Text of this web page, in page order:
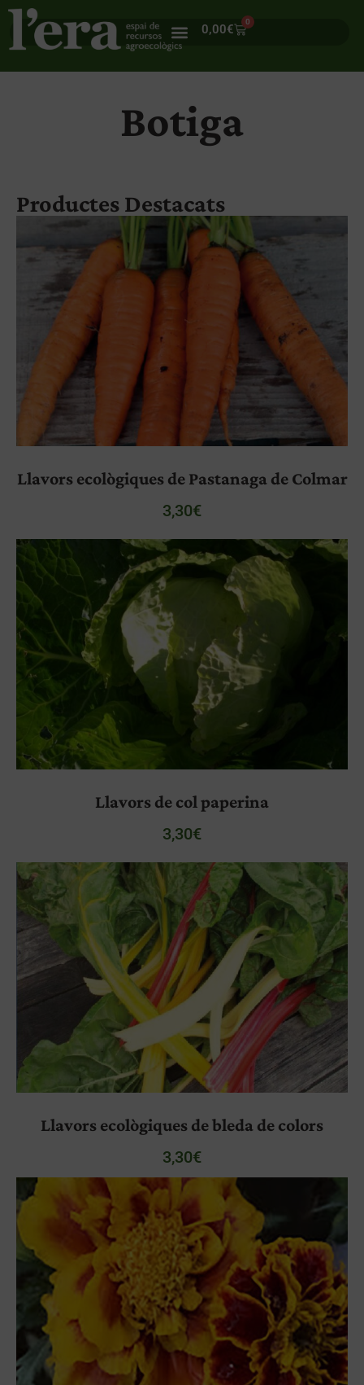
0,00€
0
Botiga
Productes Destacats
Llavors ecològiques de Pastanaga de Colmar
3,30€
Llavors de col paperina
3,30€
Llavors ecològiques de bleda de colors
3,30€